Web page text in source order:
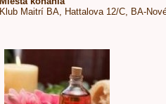
Klub Maitrí BA, Hattalova 12/C, BA-